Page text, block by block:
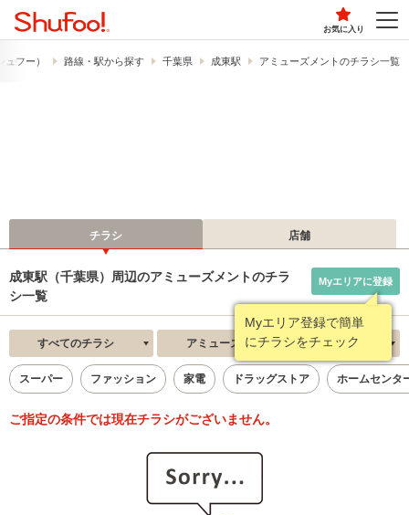
お気に入り
フー） 路線・駅から探す 千葉県 成東駅 アミューズメントのチラシ一覧
チラシ 店舗
成東駅（千葉県）周辺のアミューズメントのチラ
シ一覧
Myエリア登録で簡単
にチラシをチェック
Myエリアに登録
すべてのチラシ アミューズメント 新着順
スーパー ファッション 家電 ドラッグストア ホームセンタ
ご指定の条件では現在チラシがございません。